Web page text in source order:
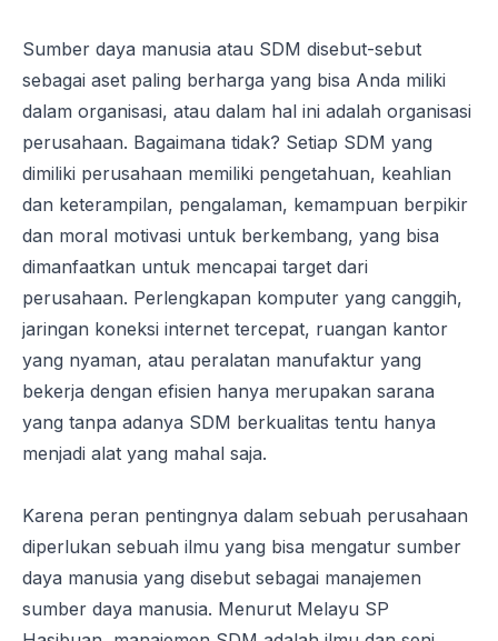
Sumber daya manusia atau SDM disebut-sebut
sebagai aset paling berharga yang bisa Anda miliki
dalam organisasi, atau dalam hal ini adalah organisasi
perusahaan. Bagaimana tidak? Setiap SDM yang
dimiliki perusahaan memiliki pengetahuan, keahlian
dan keterampilan, pengalaman, kemampuan berpikir
dan moral motivasi untuk berkembang, yang bisa
dimanfaatkan untuk mencapai target dari
perusahaan. Perlengkapan komputer yang canggih,
jaringan koneksi internet tercepat, ruangan kantor
yang nyaman, atau peralatan manufaktur yang
bekerja dengan efisien hanya merupakan sarana
yang tanpa adanya SDM berkualitas tentu hanya
menjadi alat yang mahal saja.
Karena peran pentingnya dalam sebuah perusahaan
diperlukan sebuah ilmu yang bisa mengatur sumber
daya manusia yang disebut sebagai manajemen
sumber daya manusia. Menurut Melayu SP